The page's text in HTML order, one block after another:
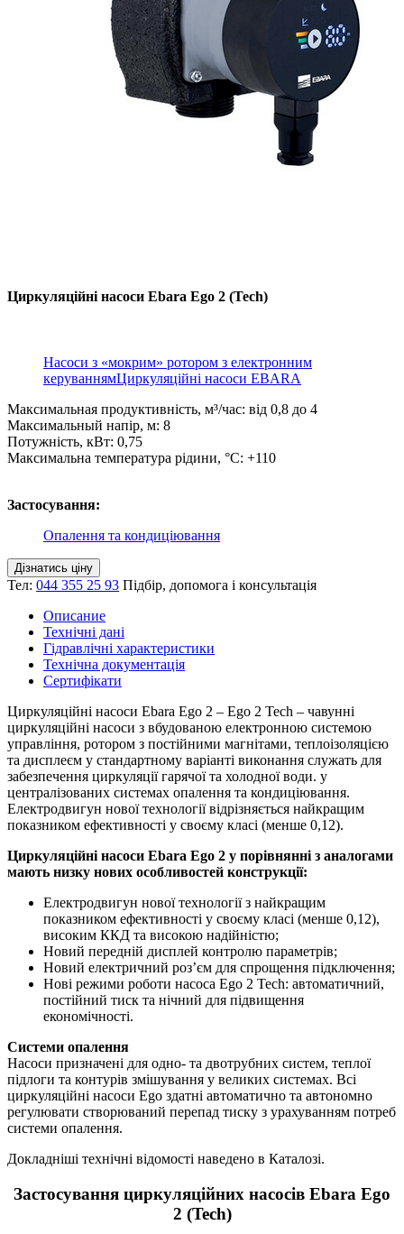
Циркуляційні насоси Ebara Ego 2 (Tech)
Насоси з «мокрим» ротором з електронним
керуваннямЦиркуляційні насоси EBARA
Максимальная продуктивність, м³/час: від 0,8 до 4
Максимальный напір, м: 8
Потужність, кВт: 0,75
Максимальна температура рідини, °C: +110
Застосування:
Опалення та кондиціювання
Дізнатись ціну
Тел: 044 355 25 93 Підбір, допомога і консультація
Описание
Технічні дані
Гідравлічні характеристики
Технічна документація
Сертифікати
Циркуляційні насоси Ebara Ego 2 – Ego 2 Tech – чавунні
циркуляційні насоси з вбудованою електронною системою
управління, ротором з постійними магнітами, теплоізоляцією
та дисплеєм у стандартному варіанті виконання служать для
забезпечення циркуляції гарячої та холодної води. у
централізованих системах опалення та кондиціювання.
Електродвигун нової технології відрізняється найкращим
показником ефективності у своєму класі (менше 0,12).
Циркуляційні насоси Ebara Ego 2 у порівнянні з аналогами
мають низку нових особливостей конструкції:
Електродвигун нової технології з найкращим
показником ефективності у своєму класі (менше 0,12),
високим ККД та високою надійністю;
Новий передній дисплей контролю параметрів;
Новий електричний роз’єм для спрощення підключення;
Нові режими роботи насоса Ego 2 Tech: автоматичний,
постійний тиск та нічний для підвищення
економічності.
Системи опалення
Насоси призначені для одно- та двотрубних систем, теплої
підлоги та контурів змішування у великих системах. Всі
циркуляційні насоси Ego здатні автоматично та автономно
регулювати створюваний перепад тиску з урахуванням потреб
системи опалення.
Докладніші технічні відомості наведено в Каталозі.
Застосування циркуляційних насосів Ebara Ego
2 (Tech)